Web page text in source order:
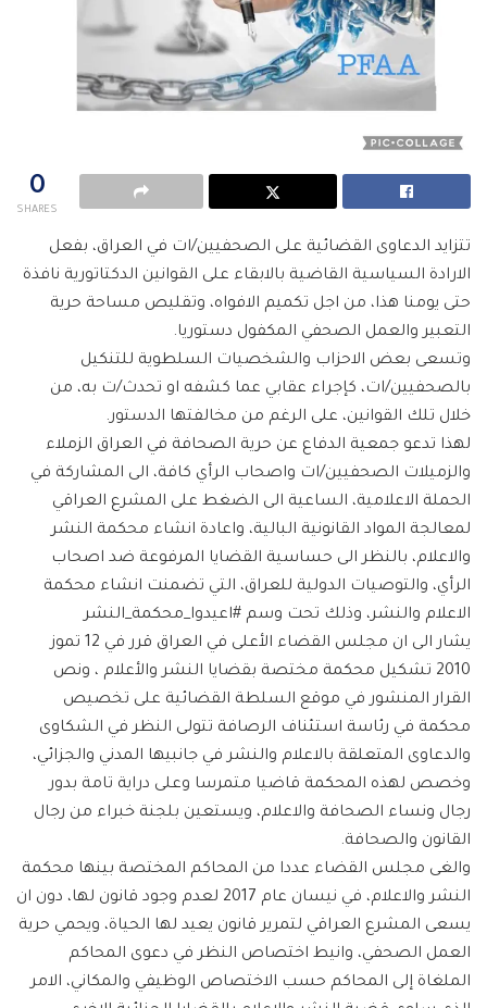
0
SHARES
تتزايد الدعاوى القضائية على الصحفيين/ات في العراق، بفعل
الارادة السياسية القاضية بالابقاء على القوانين الدكتاتورية نافذة
حتى يومنا هذا، من اجل تكميم الافواه، وتقليص مساحة حرية
التعبير والعمل الصحفي المكفول دستوريا.
وتسعى بعض الاحزاب والشخصيات السلطوية للتنكيل
بالصحفيين/ات، كإجراء عقابي عما كشفه او تحدث/ت به، من
خلال تلك القوانين، على الرغم من مخالفتها الدستور.
لهذا تدعو جمعية الدفاع عن حرية الصحافة في العراق الزملاء
والزميلات الصحفيين/ات واصحاب الرأي كافة، الى المشاركة في
الحملة الاعلامية، الساعية الى الضغط على المشرع العراقي
لمعالجة المواد القانونية البالية، واعادة انشاء محكمة النشر
والاعلام، بالنظر الى حساسية القضايا المرفوعة ضد اصحاب
الرأي، والتوصيات الدولية للعراق، التي تضمنت انشاء محكمة
الاعلام والنشر، وذلك تحت وسم #اعيدوا_محكمة_النشر
يشار الى ان مجلس القضاء الأعلى في العراق قرر في 12 تموز
2010 تشكيل محكمة مختصة بقضايا النشر والأعلام ، ونص
القرار المنشور في موقع السلطة القضائية على تخصيص
محكمة في رئاسة استئناف الرصافة تتولى النظر في الشكاوى
والدعاوى المتعلقة بالاعلام والنشر في جانبيها المدني والجزائي،
وخصص لهذه المحكمة قاضيا متمرسا وعلى دراية تامة بدور
رجال ونساء الصحافة والاعلام، ويستعين بلجنة خبراء من رجال
القانون والصحافة.
والغى مجلس القضاء عددا من المحاكم المختصة بينها محكمة
النشر والاعلام، في نيسان عام 2017 لعدم وجود قانون لها، دون ان
يسعى المشرع العراقي لتمرير قانون يعيد لها الحياة، ويحمي حرية
العمل الصحفي، وانيط اختصاص النظر في دعوى المحاكم
الملغاة إلى المحاكم حسب الاختصاص الوظيفي والمكاني، الامر